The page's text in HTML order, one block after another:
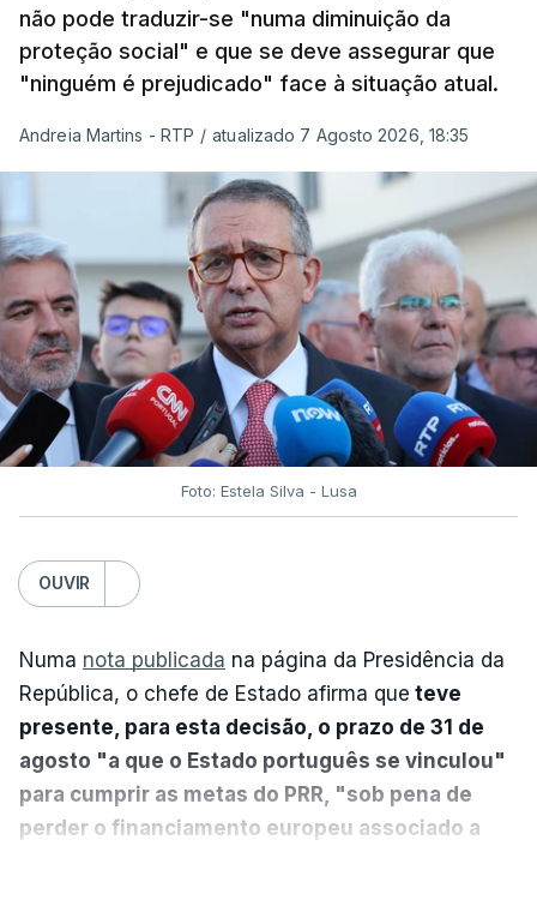
não pode traduzir-se "numa diminuição da
proteção social" e que se deve assegurar que
"ninguém é prejudicado" face à situação atual.
Andreia Martins - RTP / atualizado 7 Agosto 2026, 18:35
Foto: Estela Silva - Lusa
OUVIR
Numa nota publicada na página da Presidência da
República, o chefe de Estado afirma que teve
presente, para esta decisão, o prazo de 31 de
agosto "a que o Estado português se vinculou"
para cumprir as metas do PRR, "sob pena de
perder o financiamento europeu associado a